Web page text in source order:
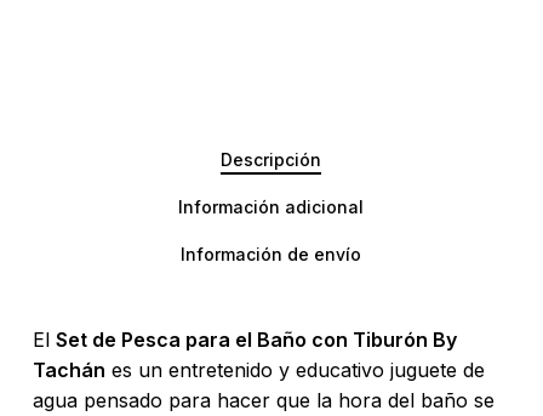
Descripción
Información adicional
Información de envío
El Set de Pesca para el Baño con Tiburón By
Tachán es un entretenido y educativo juguete de
agua pensado para hacer que la hora del baño se